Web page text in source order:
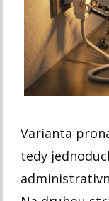
Varianta
tedy